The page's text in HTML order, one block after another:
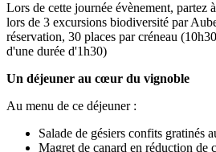
Lors de cette journée évènement, partez
lors de 3 excursions biodiversité par
réservation, 30 places par créneau
d'une durée d'1h30)
Un déjeuner au cœur du vignoble
Au menu de ce déjeuner :
Salade de gésiers confits gratinés
Magret de canard en réduction de